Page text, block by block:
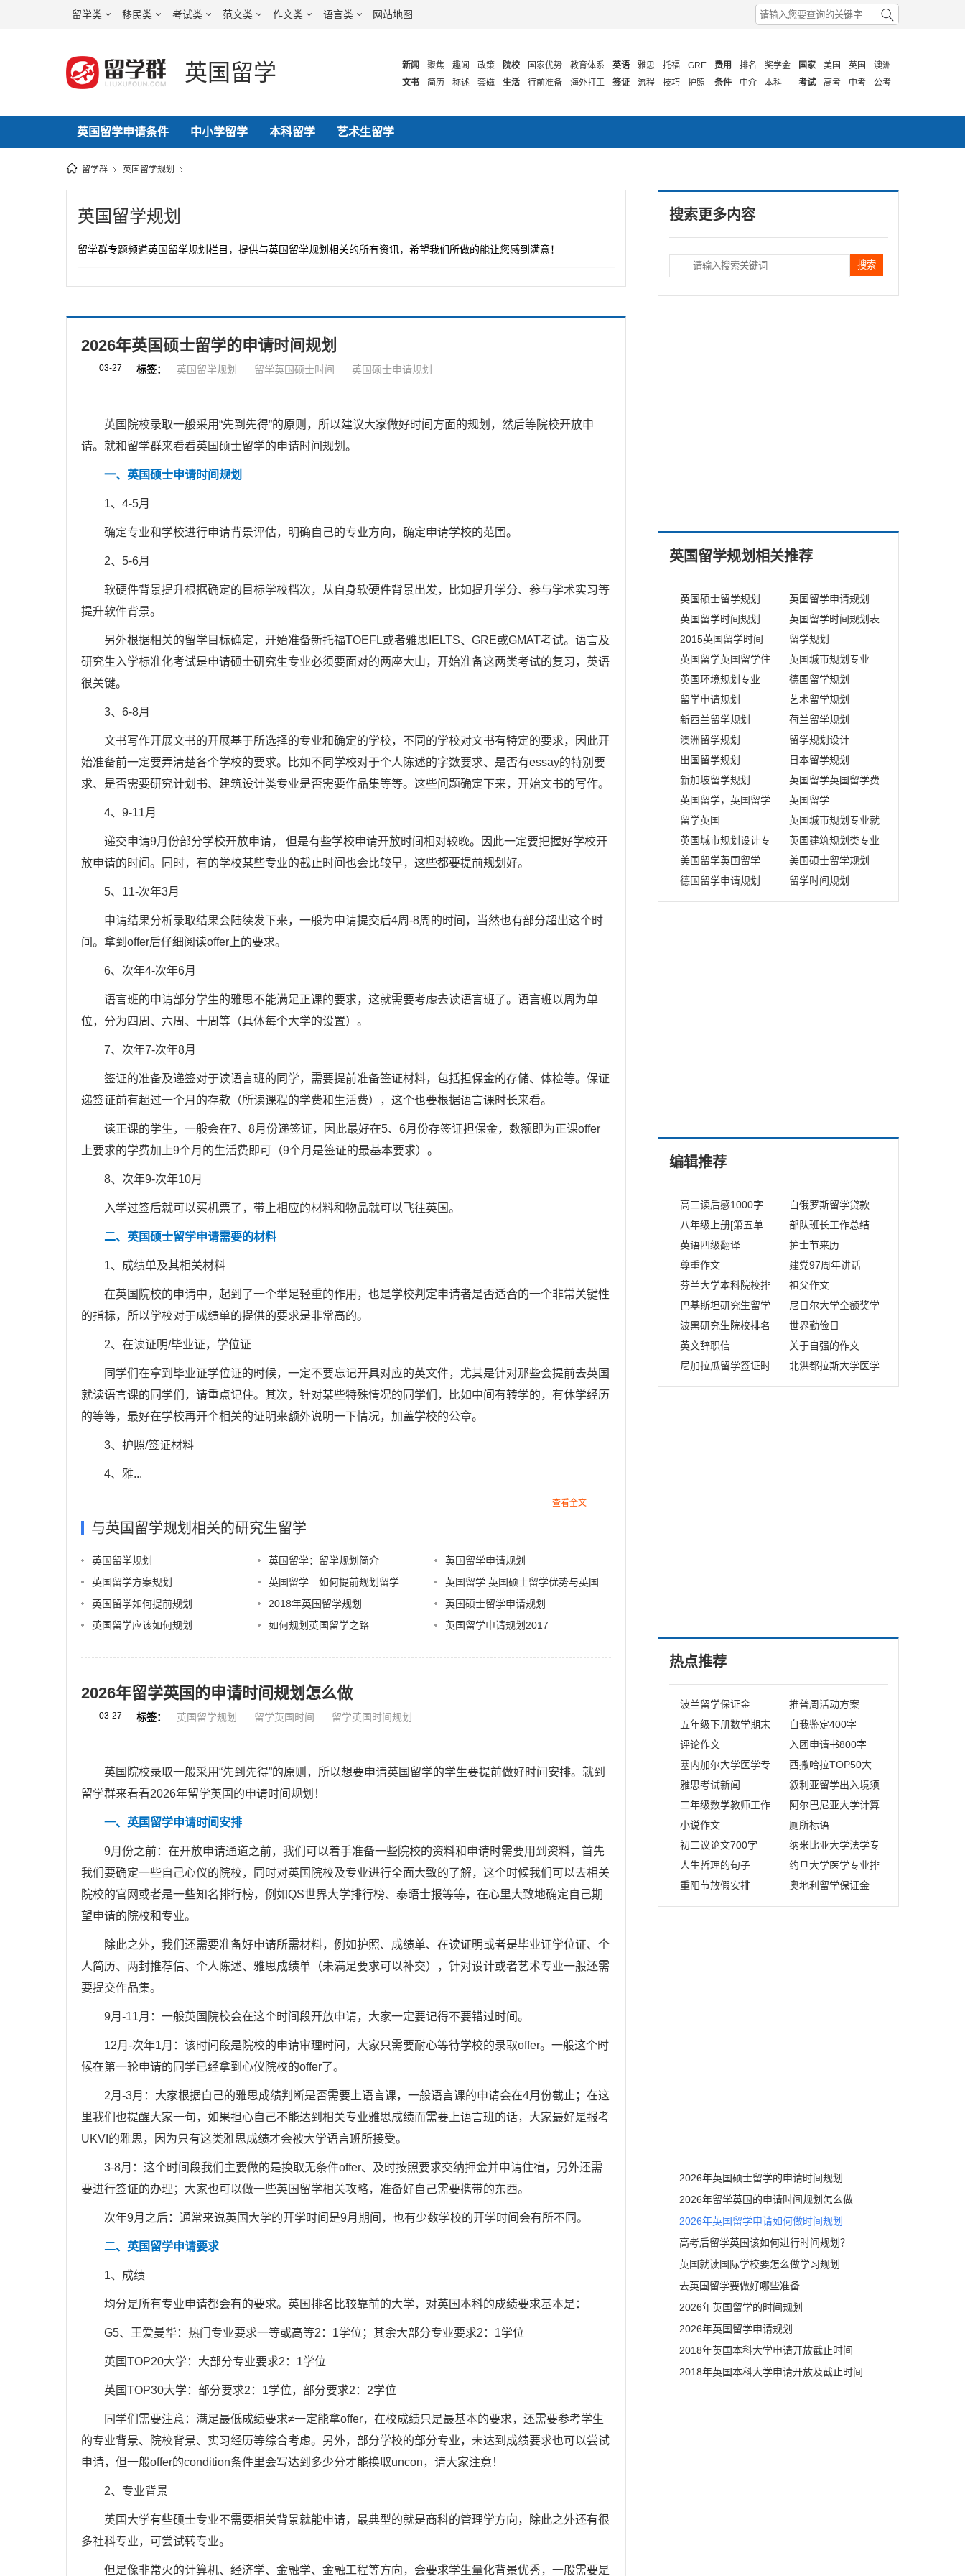
留学类 移民类 考试类 范文类 作文类 语言类 网站地图
新闻
文书
聚焦
简历
趣闻
称述
政策
套磁
院校
生活
国家优势
行前准备
教育体系
海外打工
英语
签证
雅思
流程
托福
技巧
GRE
护照
费用
条件
排名
中介
奖学金
本科
国家
考试
美国
高考
英国
中考
澳洲
公考
英国留学
英国留学申请条件 中小学留学 本科留学 艺术生留学
留学群 英国留学规划
英国留学规划
留学群专题频道英国留学规划栏目，提供与英国留学规划相关的所有资讯，希望我们所做的能让您感到满意！
2026年英国硕士留学的申请时间规划
03-27 标签： 英国留学规划 留学英国硕士时间 英国硕士申请规划
英国院校录取一般采用“先到先得”的原则，所以建议大家做好时间方面的规划，然后等院校开放申
请。就和留学群来看看英国硕士留学的申请时间规划。
一、英国硕士申请时间规划
1、4-5月
确定专业和学校进行申请背景评估，明确自己的专业方向，确定申请学校的范围。
2、5-6月
软硬件背景提升根据确定的目标学校档次，从自身软硬件背景出发，比如提升学分、参与学术实习等
提升软件背景。
另外根据相关的留学目标确定，开始准备新托福TOEFL或者雅思IELTS、GRE或GMAT考试。语言及
研究生入学标准化考试是申请硕士研究生专业必须要面对的两座大山，开始准备这两类考试的复习，英语
很关键。
3、6-8月
文书写作开展文书的开展基于所选择的专业和确定的学校，不同的学校对文书有特定的要求，因此开
始准备前一定要弄清楚各个学校的要求。比如不同学校对于个人陈述的字数要求、是否有essay的特别要
求、是否需要研究计划书、建筑设计类专业是否需要作品集等等。这些问题确定下来，开始文书的写作。
4、9-11月
递交申请9月份部分学校开放申请， 但是有些学校申请开放时间相对较晚。因此一定要把握好学校开
放申请的时间。同时，有的学校某些专业的截止时间也会比较早，这些都要提前规划好。
5、11-次年3月
申请结果分析录取结果会陆续发下来，一般为申请提交后4周-8周的时间，当然也有部分超出这个时
间。拿到offer后仔细阅读offer上的要求。
6、次年4-次年6月
语言班的申请部分学生的雅思不能满足正课的要求，这就需要考虑去读语言班了。语言班以周为单
位，分为四周、六周、十周等（具体每个大学的设置）。
7、次年7-次年8月
签证的准备及递签对于读语言班的同学，需要提前准备签证材料，包括担保金的存储、体检等。保证
递签证前有超过一个月的存款（所读课程的学费和生活费），这个也要根据语言课时长来看。
读正课的学生，一般会在7、8月份递签证，因此最好在5、6月份存签证担保金，数额即为正课offer
上要求的学费加上9个月的生活费即可（9个月是签证的最基本要求）。
8、次年9-次年10月
入学过签后就可以买机票了，带上相应的材料和物品就可以飞往英国。
二、英国硕士留学申请需要的材料
1、成绩单及其相关材料
在英国院校的申请中，起到了一个举足轻重的作用，也是学校判定申请者是否适合的一个非常关键性
的指标，所以学校对于成绩单的提供的要求是非常高的。
2、在读证明/毕业证，学位证
同学们在拿到毕业证学位证的时候，一定不要忘记开具对应的英文件，尤其是针对那些会提前去英国
就读语言课的同学们，请重点记住。其次，针对某些特殊情况的同学们，比如中间有转学的，有休学经历
的等等，最好在学校再开个相关的证明来额外说明一下情况，加盖学校的公章。
3、护照/签证材料
4、雅...
查看全文
与英国留学规划相关的研究生留学
英国留学规划 英国留学：留学规划简介
英国留学申请规划
英国留学方案规划
英国留学 如何提前规划留学
英国留学 英国硕士留学优势与英国
留学规划建议
英国留学如何提前规划 2018年英国留学规划
英国硕士留学申请规划
英国留学应该如何规划
如何规划英国留学之路 英国留学申请规划2017
2026年留学英国的申请时间规划怎么做
03-27 标签： 英国留学规划 留学英国时间 留学英国时间规划
英国院校录取一般采用“先到先得”的原则，所以想要申请英国留学的学生要提前做好时间安排。就到
留学群来看看2026年留学英国的申请时间规划！
一、英国留学申请时间安排
9月份之前：在开放申请通道之前，我们可以着手准备一些院校的资料和申请时需要用到资料，首先
我们要确定一些自己心仪的院校，同时对英国院校及专业进行全面大致的了解，这个时候我们可以去相关
院校的官网或者是一些知名排行榜，例如QS世界大学排行榜、泰晤士报等等，在心里大致地确定自己期
望申请的院校和专业。
除此之外，我们还需要准备好申请所需材料，例如护照、成绩单、在读证明或者是毕业证学位证、个
人简历、两封推荐信、个人陈述、雅思成绩单（未满足要求可以补交），针对设计或者艺术专业一般还需
要提交作品集。
9月-11月：一般英国院校会在这个时间段开放申请，大家一定要记得不要错过时间。
12月-次年1月：该时间段是院校的申请审理时间，大家只需要耐心等待学校的录取offer。一般这个时
候在第一轮申请的同学已经拿到心仪院校的offer了。
2月-3月：大家根据自己的雅思成绩判断是否需要上语言课，一般语言课的申请会在4月份截止；在这
里我们也提醒大家一句，如果担心自己不能达到相关专业雅思成绩而需要上语言班的话，大家最好是报考
UKVI的雅思，因为只有这类雅思成绩才会被大学语言班所接受。
3-8月：这个时间段我们主要做的是换取无条件offer、及时按照要求交纳押金并申请住宿，另外还需
要进行签证的办理；大家也可以做一些英国留学相关攻略，准备好自己需要携带的东西。
次年9月之后：通常来说英国大学的开学时间是9月期间，也有少数学校的开学时间会有所不同。
二、英国留学申请要求
1、成绩
均分是所有专业申请都会有的要求。英国排名比较靠前的大学，对英国本科的成绩要求基本是：
G5、王爱曼华：热门专业要求一等或高等2：1学位；其余大部分专业要求2：1学位
英国TOP20大学：大部分专业要求2：1学位
英国TOP30大学：部分要求2：1学位，部分要求2：2学位
同学们需要注意：满足最低成绩要求≠一定能拿offer，在校成绩只是最基本的要求，还需要参考学生
的专业背景、院校背景、实习经历等综合考虑。另外，部分学校的部分专业，未达到成绩要求也可以尝试
申请，但一般offer的condition条件里会写达到多少分才能换取uncon，请大家注意！
2、专业背景
英国大学有些硕士专业不需要相关背景就能申请，最典型的就是商科的管理学方向，除此之外还有很
多社科专业，可尝试转专业。
但是像非常火的计算机、经济学、金融学、金融工程等方向，会要求学生量化背景优秀，一般需要是
搜索更多内容
英国留学规划相关推荐
英国硕士留学规划
英国留学申请规划
英国留学时间规划
英国留学时间规划表
2015英国留学时间
规划表
留学规划
英国留学英国留学住
宿
英国城市规划专业
英国环境规划专业
德国留学规划
留学申请规划
艺术留学规划
新西兰留学规划
荷兰留学规划
澳洲留学规划
留学规划设计
出国留学规划
日本留学规划
新加坡留学规划
英国留学英国留学费
用
英国留学，英国留学
签证
英国留学
留学英国
英国城市规划专业就
业
英国城市规划设计专
业
英国建筑规划类专业
美国留学英国留学
美国硕士留学规划
德国留学申请规划
留学时间规划
编辑推荐
高二读后感1000字
白俄罗斯留学贷款
八年级上册[第五单
元]作文
部队班长工作总结
英语四级翻译
护士节来历
尊重作文
建党97周年讲话
芬兰大学本科院校排
名
祖父作文
巴基斯坦研究生留学
条件
尼日尔大学全额奖学
金
波黑研究生院校排名
世界勤俭日
英文辞职信
关于自强的作文
尼加拉瓜留学签证时
间
北洪都拉斯大学医学
专业申请条件
热点推荐
波兰留学保证金
推普周活动方案
五年级下册数学期末
试卷
自我鉴定400字
评论作文
入团申请书800字
塞内加尔大学医学专
业申请条件
西撒哈拉TOP50大
学
雅思考试新闻
叙利亚留学出入境须
知
二年级数学教师工作
总结
阿尔巴尼亚大学计算
机专业申请条件
小说作文
厕所标语
初二议论文700字
纳米比亚大学法学专
业申请条件
人生哲理的句子
约旦大学医学专业排
名
重阳节放假安排 奥地利留学保证金
2026年英国硕士留学的申请时间规划
2026年留学英国的申请时间规划怎么做
2026年英国留学申请如何做时间规划
高考后留学英国该如何进行时间规划？
英国就读国际学校要怎么做学习规划
去英国留学要做好哪些准备
2026年英国留学的时间规划
2026年英国留学申请规划
2018年英国本科大学申请开放截止时间
2018年英国本科大学申请开放及截止时间